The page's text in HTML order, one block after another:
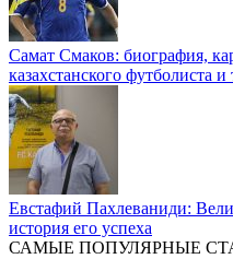
Самат Смаков: биография,
казахстанского футболиста и
Евстафий Пахлеваниди:
история его успеха
САМЫЕ ПОПУЛЯРНЫЕ